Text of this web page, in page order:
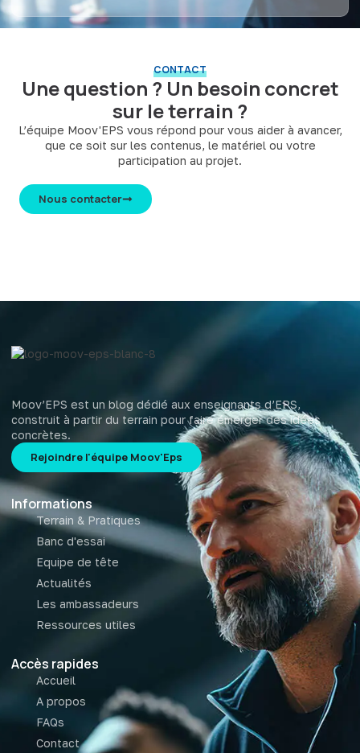
CONTACT
Une question ? Un besoin concret
sur le terrain ?
L’équipe Moov'EPS vous répond pour vous aider à avancer,
que ce soit sur les contenus, le matériel ou votre
participation au projet.
Nous contacter
Moov’EPS est un blog dédié aux enseignants d’EPS,
construit à partir du terrain pour faire émerger des idées
concrètes.
Rejoindre l'équipe Moov'Eps
Informations
Terrain & Pratiques
Banc d'essai
Equipe de tête
Actualités
Les ambassadeurs
Ressources utiles
Accès rapides
Accueil
A propos
FAQs
Contact